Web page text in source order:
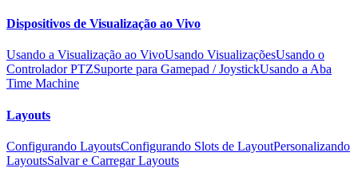
Dispositivos de Visualização ao Vivo
Usando a Visualização ao VivoUsando VisualizaçõesUsando o
Controlador PTZSuporte para Gamepad / JoystickUsando a Aba
Time Machine
Layouts
Configurando LayoutsConfigurando Slots de LayoutPersonalizando
LayoutsSalvar e Carregar Layouts